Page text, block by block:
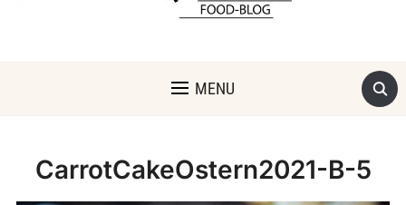
MENU
CarrotCakeOstern2021-B-5